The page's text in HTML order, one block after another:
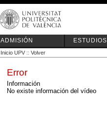
ADMISIÓN ESTUDIOS
Inicio UPV :: Volver
Error
Información
No existe información del vídeo